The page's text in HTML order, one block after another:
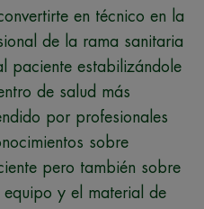
en técnico en la
de la rama sanitaria
paciente estabilizándole
de salud más
por profesionales
sobre
pero también sobre
y el material de